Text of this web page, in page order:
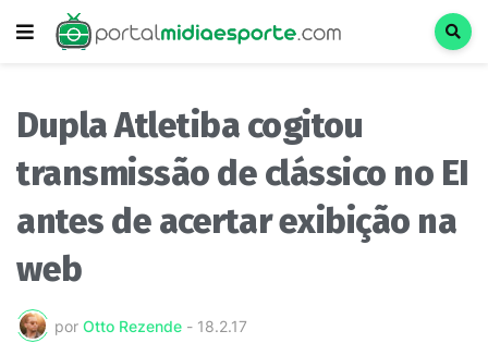
Dupla Atletiba cogitou
transmissão de clássico no EI
antes de acertar exibição na
web
por Otto Rezende - 18.2.17